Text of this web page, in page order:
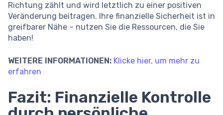
Richtung zählt und wird letztlich zu einer positiven
Veränderung beitragen. Ihre finanzielle Sicherheit ist in
greifbarer Nähe – nutzen Sie die Ressourcen, die Sie
haben!
WEITERE INFORMATIONEN: Klicke hier, um mehr zu
erfahren
Fazit: Finanzielle Kontrolle